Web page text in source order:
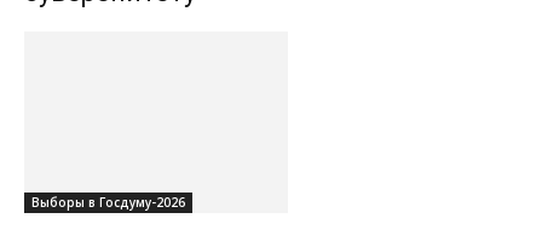
Выборы в Госдуму-2026